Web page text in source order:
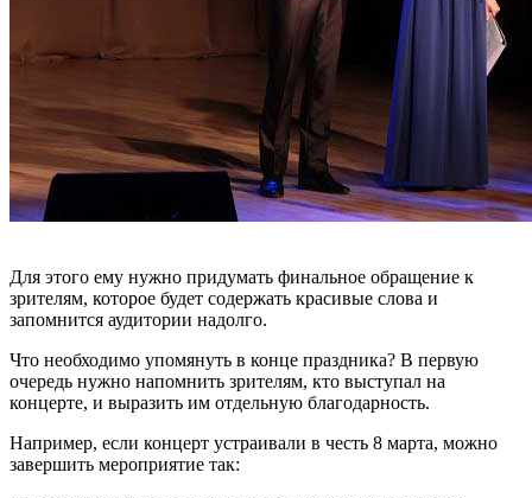
Для этого ему нужно придумать финальное обращение к
зрителям, которое будет содержать красивые слова и
запомнится аудитории надолго.
Что необходимо упомянуть в конце праздника? В первую
очередь нужно напомнить зрителям, кто выступал на
концерте, и выразить им отдельную благодарность.
Например, если концерт устраивали в честь 8 марта, можно
завершить мероприятие так: